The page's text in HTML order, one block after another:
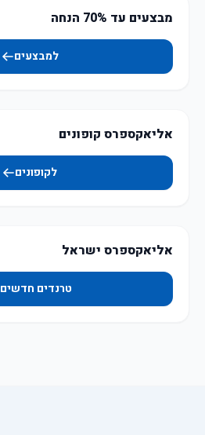
מבצעים עד 70% הנחה
למבצעים
אליאקספרס קופונים
לקופונים
אליאקספרס ישראל
טרנדים חדשים